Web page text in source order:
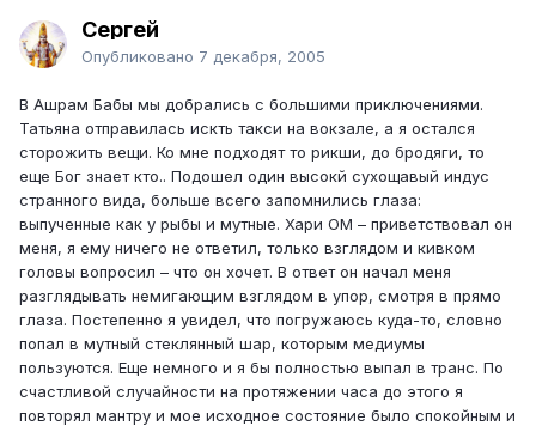
Сергей
Опубликовано 7 декабря, 2005
В Ашрам Бабы мы добрались с большими приключениями.
Татьяна отправилась искть такси на вокзале, а я остался
сторожить вещи. Ко мне подходят то рикши, до бродяги, то
еще Бог знает кто.. Подошел один высокй сухощавый индус
странного вида, больше всего запомнились глаза:
выпученные как у рыбы и мутные. Хари ОМ – приветствовал он
меня, я ему ничего не ответил, только взглядом и кивком
головы вопросил – что он хочет. В ответ он начал меня
разглядывать немигающим взглядом в упор, смотря в прямо
глаза. Постепенно я увидел, что погружаюсь куда-то, словно
попал в мутный стеклянный шар, которым медиумы
пользуются. Еще немного и я бы полностью выпал в транс. По
счастливой случайности на протяжении часа до этого я
повторял мантру и мое исходное состояние было спокойным и